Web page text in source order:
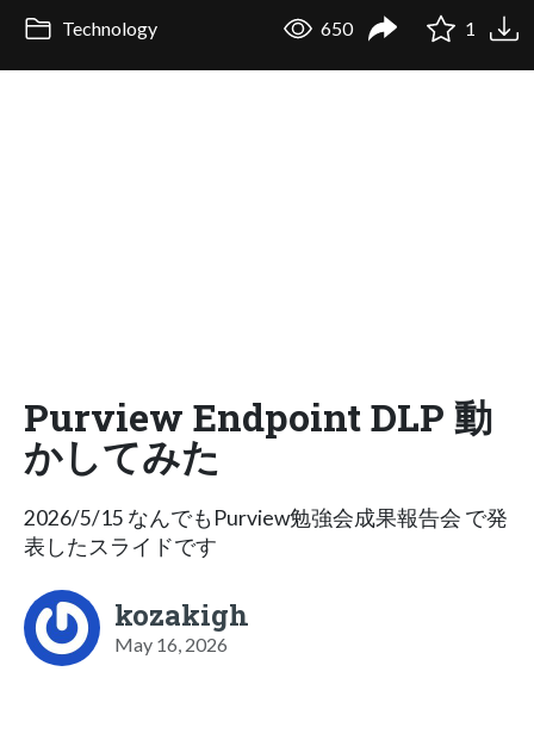
Technology 650 1
Purview Endpoint DLP 動
かしてみた
2026/5/15 なんでもPurview勉強会成果報告会 で発
表したスライドです
kozakigh
May 16, 2026